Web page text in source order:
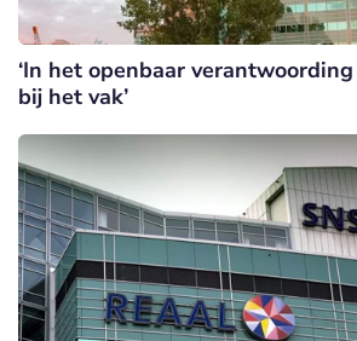
‘In het openbaar
bij het vak’